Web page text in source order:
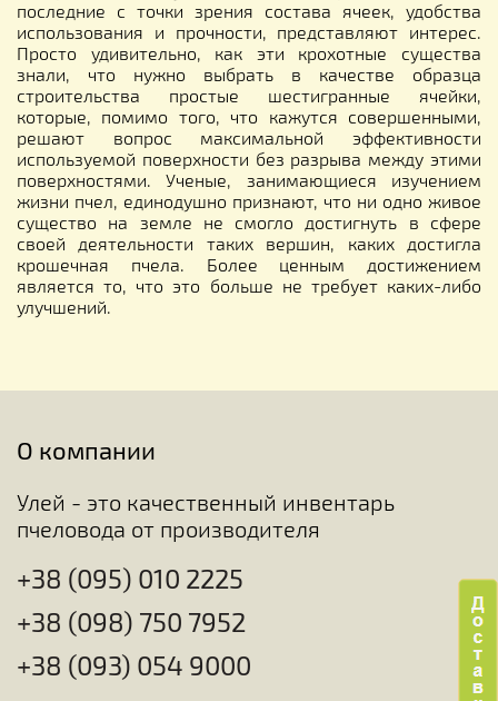
последние с точки зрения состава ячеек, удобства
использования и прочности, представляют интерес.
Просто удивительно, как эти крохотные существа
знали, что нужно выбрать в качестве образца
строительства простые шестигранные ячейки,
которые, помимо того, что кажутся совершенными,
решают вопрос максимальной эффективности
используемой поверхности без разрыва между этими
поверхностями. Ученые, занимающиеся изучением
жизни пчел, единодушно признают, что ни одно живое
существо на земле не смогло достигнуть в сфере
своей деятельности таких вершин, каких достигла
крошечная пчела. Более ценным достижением
является то, что это больше не требует каких-либо
улучшений.
О компании
Улей - это качественный инвентарь
пчеловода от производителя
+38 (095) 010 2225
+38 (098) 750 7952
+38 (093) 054 9000